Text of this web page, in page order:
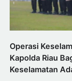
Operasi
Kapolda Riau
Keselamatan